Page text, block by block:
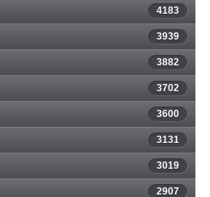
4183
3939
3882
3702
3600
3131
3019
2907